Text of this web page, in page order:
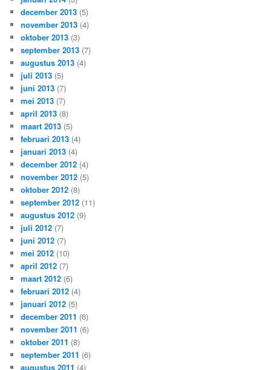
december 2013 (5)
november 2013 (4)
oktober 2013 (3)
september 2013 (7)
augustus 2013 (4)
juli 2013 (5)
juni 2013 (7)
mei 2013 (7)
april 2013 (8)
maart 2013 (5)
februari 2013 (4)
januari 2013 (4)
december 2012 (4)
november 2012 (5)
oktober 2012 (8)
september 2012 (11)
augustus 2012 (9)
juli 2012 (7)
juni 2012 (7)
mei 2012 (10)
april 2012 (7)
maart 2012 (6)
februari 2012 (4)
januari 2012 (5)
december 2011 (6)
november 2011 (6)
oktober 2011 (8)
september 2011 (6)
augustus 2011 (4)